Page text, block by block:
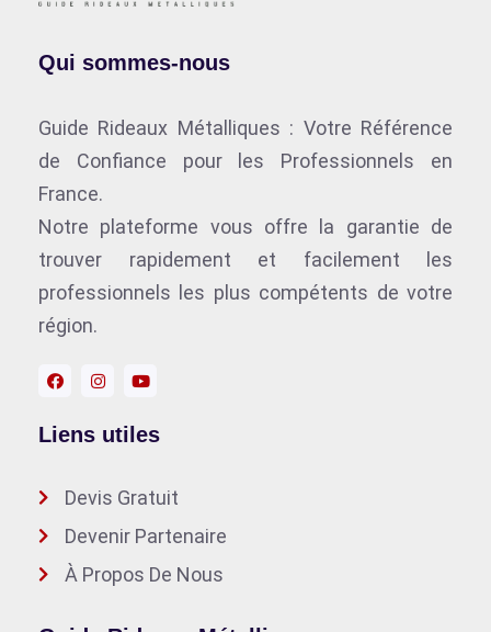
Qui sommes-nous
Guide Rideaux Métalliques : Votre Référence
de Confiance pour les Professionnels en
France.
Notre plateforme vous offre la garantie de
trouver rapidement et facilement les
professionnels les plus compétents de votre
région.
Liens utiles
Devis Gratuit
Devenir Partenaire
À Propos De Nous